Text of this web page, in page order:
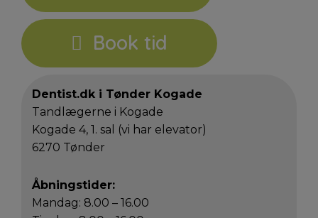
Book tid
Dentist.dk i Tønder Kogade
Tandlægerne i Kogade
Kogade 4, 1. sal (vi har elevator)
6270 Tønder
Åbningstider:
Mandag: 8.00 – 16.00